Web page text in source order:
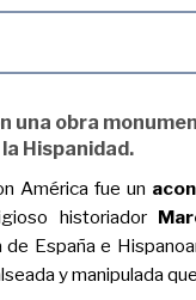
una obra
Hispanidad.
América fue un
historiador
España e
y manipulada